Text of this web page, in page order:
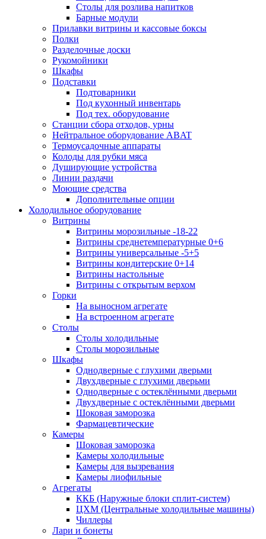
Столы для розлива напитков
Барные модули
Прилавки витрины и кассовые боксы
Полки
Разделочные доски
Рукомойники
Шкафы
Подставки
Подтоварники
Под кухонный инвентарь
Под тех. оборудование
Cтанции сбора отходов, урны
Нейтральное оборудование ABAT
Термоусадочные аппараты
Колоды для рубки мяса
Душирующие устройства
Линии раздачи
Моющие средства
Дополнительные опции
Холодильное оборудование
Витрины
Витрины морозильные -18-22
Витрины среднетемпературные 0+6
Витрины универсальные -5+5
Витрины кондитерские 0+14
Витрины настольные
Витрины с открытым верхом
Горки
На выносном агрегате
На встроенном агрегате
Столы
Столы холодильные
Столы морозильные
Шкафы
Однодверные с глухими дверьми
Двухдверные с глухими дверьми
Однодверные с остеклёнными дверьми
Двухдверные с остеклёнными дверьми
Шоковая заморозка
Фармацевтические
Камеры
Шоковая заморозка
Камеры холодильные
Камеры для вызревания
Камеры лиофильные
Агрегаты
ККБ (Наружные блоки сплит-систем)
ЦХМ (Центральные холодильные машины)
Чиллеры
Лари и бонеты